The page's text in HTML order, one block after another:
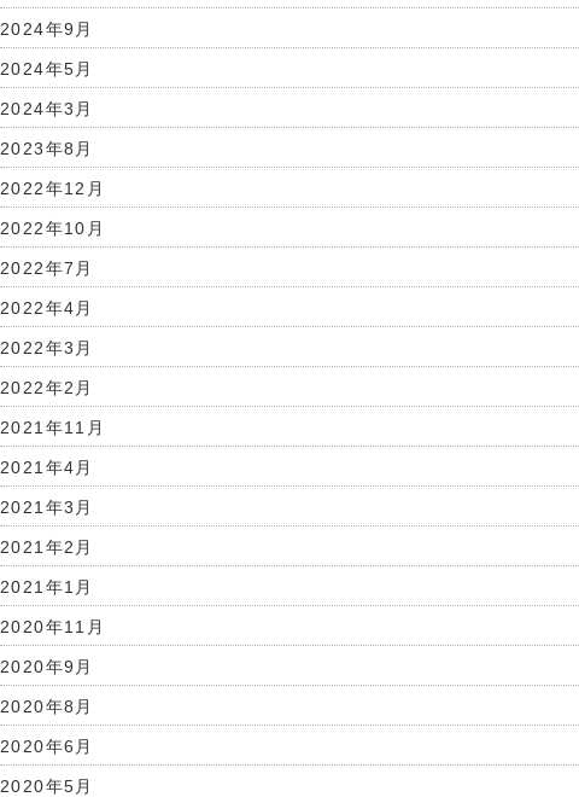
2024年9月
2024年5月
2024年3月
2023年8月
2022年12月
2022年10月
2022年7月
2022年4月
2022年3月
2022年2月
2021年11月
2021年4月
2021年3月
2021年2月
2021年1月
2020年11月
2020年9月
2020年8月
2020年6月
2020年5月